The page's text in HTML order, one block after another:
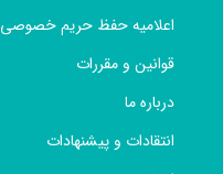
اعلامیه حفظ حریم خصوصی
قوانین و مقررات
درباره ما
انتقادات و پیشنهادات